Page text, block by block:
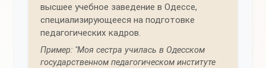
высшее учебное заведение в Одессе,
специализирующееся на подготовке
педагогических кадров.
Пример: "Моя сестра училась в Одесском
государственном педагогическом институте